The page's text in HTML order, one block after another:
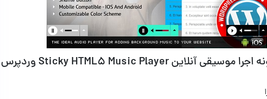
قابلیت‌های افزونه اجرا موسیقی آنلاین Sticky HTML5 Music Player وردپرس